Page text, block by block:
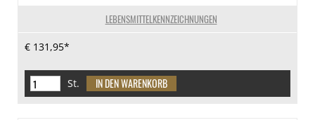
LEBENSMITTELKENNZEICHNUNGEN
€ 131,95*
St.